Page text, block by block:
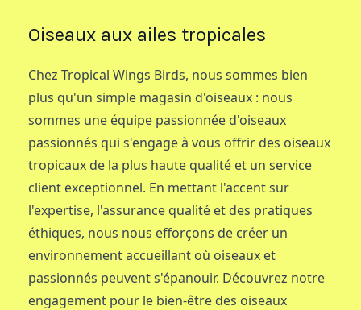
Oiseaux aux ailes tropicales
Chez Tropical Wings Birds, nous sommes bien
plus qu'un simple magasin d'oiseaux : nous
sommes une équipe passionnée d'oiseaux
passionnés qui s'engage à vous offrir des oiseaux
tropicaux de la plus haute qualité et un service
client exceptionnel. En mettant l'accent sur
l'expertise, l'assurance qualité et des pratiques
éthiques, nous nous efforçons de créer un
environnement accueillant où oiseaux et
passionnés peuvent s'épanouir. Découvrez notre
engagement pour le bien-être des oiseaux